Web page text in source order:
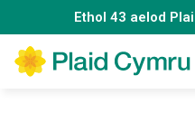
Ethol 43 aelod